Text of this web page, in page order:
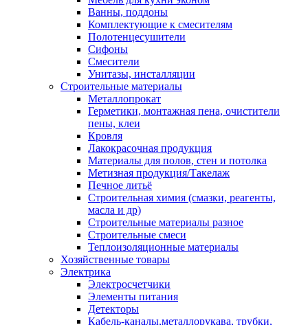
Ванны, поддоны
Комплектующие к смесителям
Полотенцесушители
Сифоны
Смесители
Унитазы, инсталляции
Строительные материалы
Металлопрокат
Герметики, монтажная пена, очистители
пены, клеи
Кровля
Лакокрасочная продукция
Материалы для полов, стен и потолка
Метизная продукция/Такелаж
Печное литьё
Строительная химия (смазки, реагенты,
масла и др)
Строительные материалы разное
Строительные смеси
Теплоизоляционные материалы
Хозяйственные товары
Электрика
Электросчетчики
Элементы питания
Детекторы
Кабель-каналы,металлорукава, трубки,